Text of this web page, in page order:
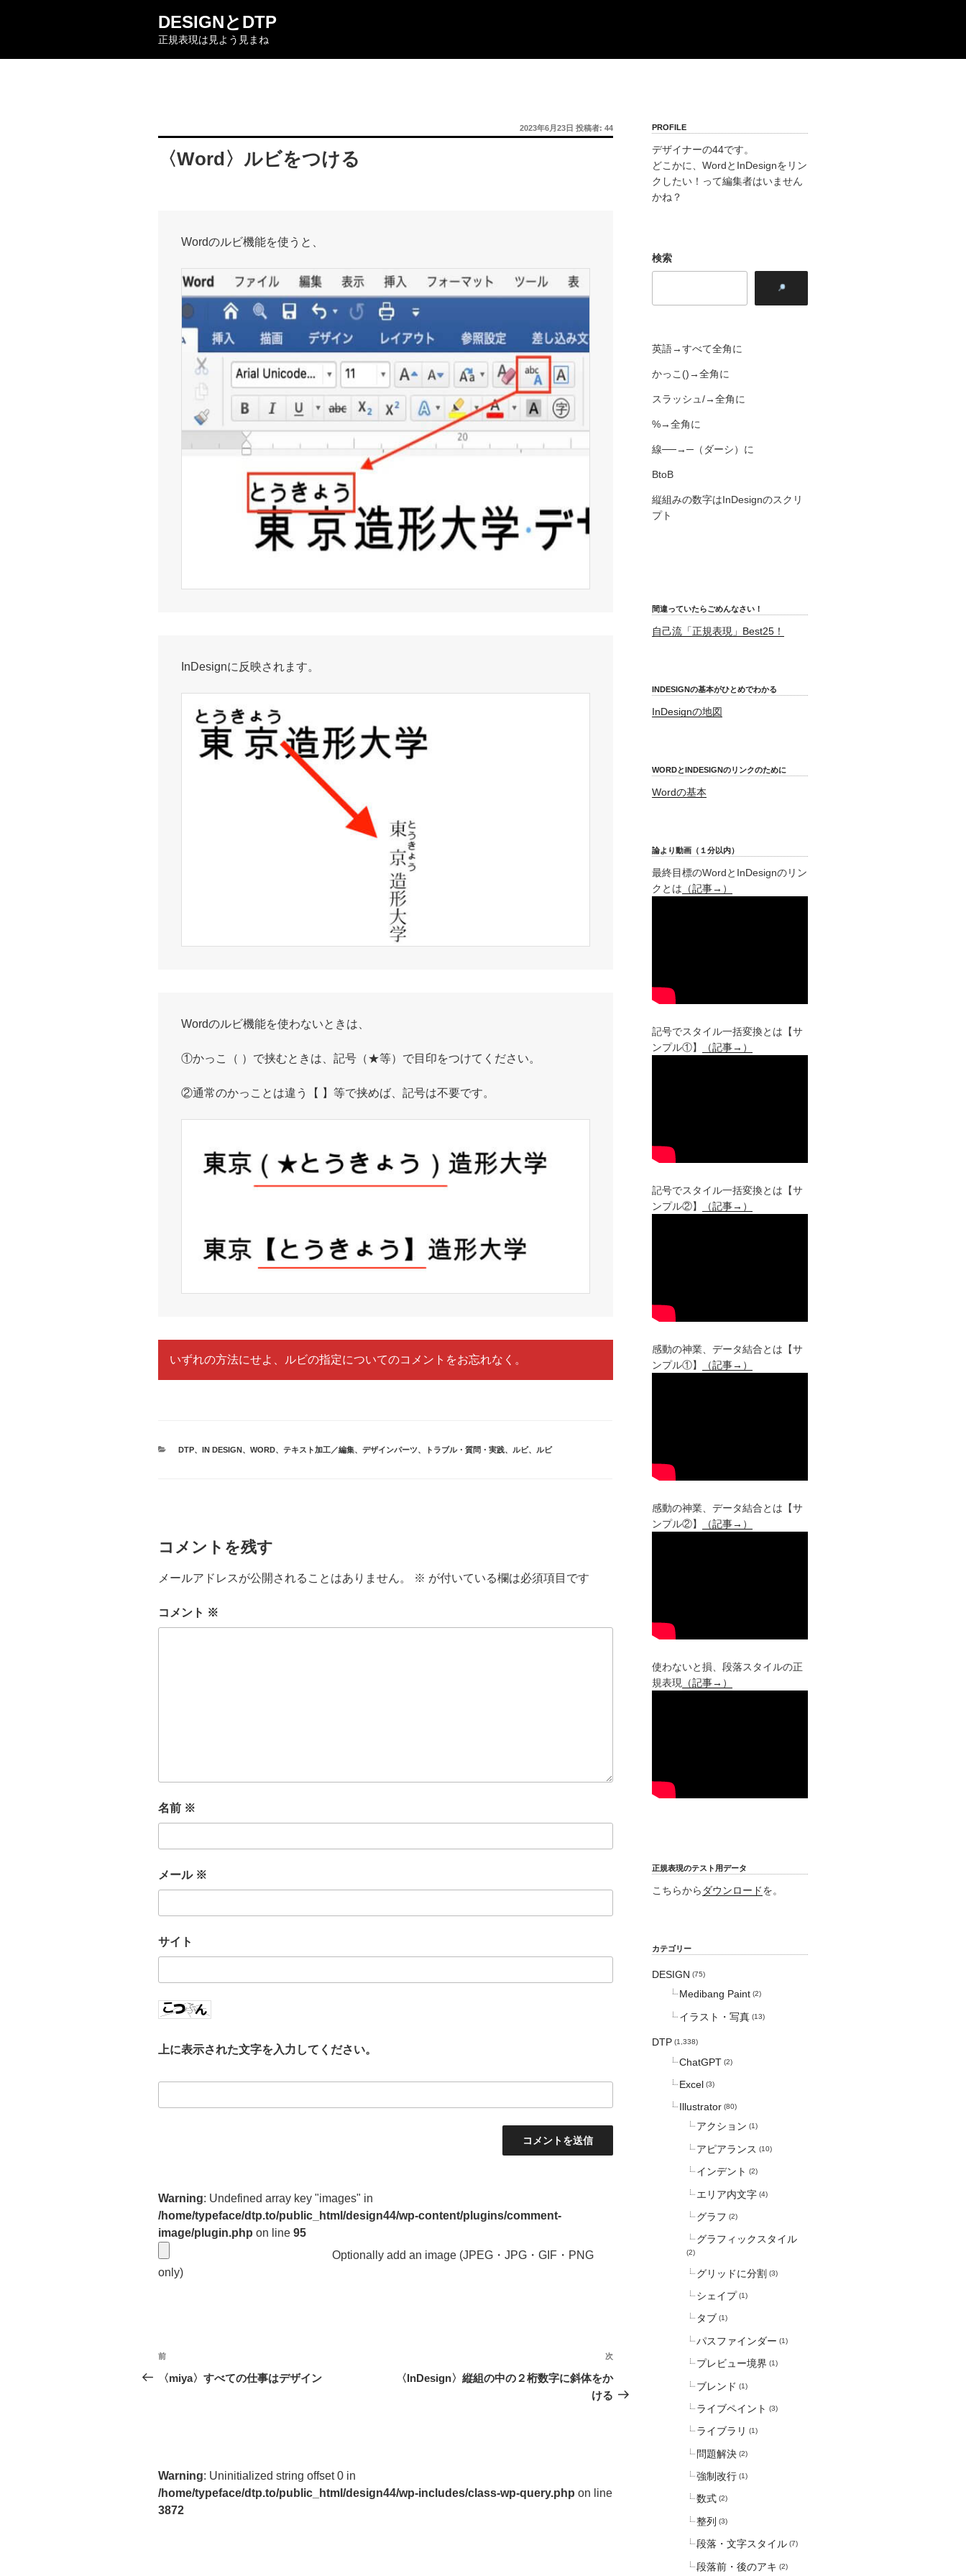
ン
DESIGNとDTP
正規表現は見よう見まね
投
稿
2023年6月23日 投稿者: 44
〈Word〉ルビをつける
Wordのルビ機能を使うと、
InDesignに反映されます。
Wordのルビ機能を使わないときは、
①かっこ（ ）で挟むときは、記号（★等）で目印をつけてください。
②通常のかっことは違う【 】等で挟めば、記号は不要です。
いずれの方法にせよ、ルビの指定についてのコメントをお忘れなく。
カ
DTP、 IN DESIGN、 WORD、 テキスト加工／編集、 デザインパーツ、 トラブル・質問・実践、 ルビ、 ルビ
コメントを残す
メールアドレスが公開されることはありません。 ※ が付いている欄は必須項目です
コメント ※
名前 ※
メール ※
サイト
上に表示された文字を入力してください。
Warning: Undefined array key "images" in
/home/typeface/dtp.to/public_html/design44/wp-content/plugins/comment-
image/plugin.php on line 95
Optionally add an image (JPEG・JPG・GIF・PNG
only)
投
稿
ー
シ
前
の
前
〈miya〉すべての仕事はデザイン
次
の
投
次
〈InDesign〉縦組の中の２桁数字に斜体をか
ける
Warning: Uninitialized string offset 0 in
/home/typeface/dtp.to/public_html/design44/wp-includes/class-wp-query.php on line
3872
PROFILE
デザイナーの44です。
どこかに、WordとInDesignをリン
クしたい！って編集者はいません
かね？
検索
英語→すべて全角に
かっこ()→全角に
スラッシュ/→全角に
%→全角に
線──→─（ダーシ）に
BtoB
縦組みの数字はInDesignのスクリ
プト
間違っていたらごめんなさい！
自己流「正規表現」Best25！
INDESIGNの基本がひとめでわかる
InDesignの地図
WORDとINDESIGNのリンクのために
Wordの基本
論より動画（１分以内）
最終目標のWordとInDesignのリン
クとは （記事→）
記号でスタイル一括変換とは【サ
ンプル①】
（記事→）
記号でスタイル一括変換とは【サ
ンプル②】
（記事→）
感動の神業、データ結合とは【サ
ンプル①】
（記事→）
感動の神業、データ結合とは【サ
ンプル②】
（記事→）
使わないと損、段落スタイルの正
規表現
（記事→）
正規表現のテスト用データ
こちらから ダウンロードを。
カテゴリー
DESIGN (75)
Medibang Paint (2)
イラスト・写真 (13)
DTP (1,338)
ChatGPT (2)
Excel (3)
Illustrator (80)
アクション (1)
アピアランス (10)
インデント (2)
エリア内文字 (4)
グラフ (2)
グラフィックスタイル
(2)
グリッドに分割 (3)
シェイプ (1)
タブ (1)
パスファインダー (1)
プレビュー境界 (1)
ブレンド (1)
ライブペイント (3)
ライブラリ (1)
問題解決 (2)
強制改行 (1)
数式 (2)
整列 (3)
段落・文字スタイル (7)
段落前・後のアキ (2)